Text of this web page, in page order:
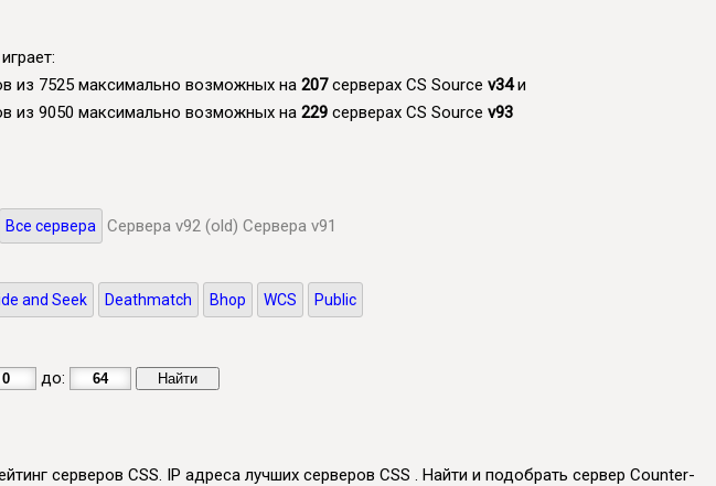
из 7525 максимально возможных на 207серверах CS Source v34и
из 9050 максимально возможных на 229 серверах CS Source v93
Все сервера Сервера v92 (old) Сервера v91
and Seek Deathmatch Bhop WCS Public
до:
серверов CSS. IP адреса лучших серверов CSS . Найти и подобрать сервер Counter-